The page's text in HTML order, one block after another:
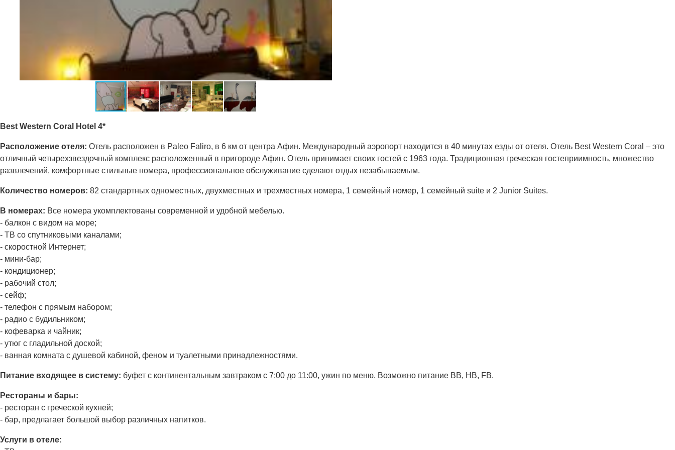
Best Western Coral Hotel 4*
Расположение отеля: Отель расположен в Paleo Faliro, в 6 км от центра Афин. Международный аэропорт находится в 40 минутах езды от отеля. Отель Best Western Coral – это
отличный четырехзвездочный комплекс расположенный в пригороде Афин. Отель принимает своих гостей с 1963 года. Традиционная греческая гостеприимность, множество
развлечений, комфортные стильные номера, профессиональное обслуживание сделают отдых незабываемым.
Количество номеров: 82 стандартных одноместных, двухместных и трехместных номера, 1 семейный номер, 1 семейный suite и 2 Junior Suites.
В номерах: Все номера укомплектованы современной и удобной мебелью.
- балкон с видом на море;
- ТВ со спутниковыми каналами;
- скоростной Интернет;
- мини-бар;
- кондиционер;
- рабочий стол;
- сейф;
- телефон с прямым набором;
- радио с будильником;
- кофеварка и чайник;
- утюг с гладильной доской;
- ванная комната с душевой кабиной, феном и туалетными принадлежностями.
Питание входящее в систему: буфет с континентальным завтраком с 7:00 до 11:00, ужин по меню. Возможно питание BB, HB, FB.
Рестораны и бары:
- ресторан с греческой кухней;
- бар, предлагает большой выбор различных напитков.
Услуги в отеле: